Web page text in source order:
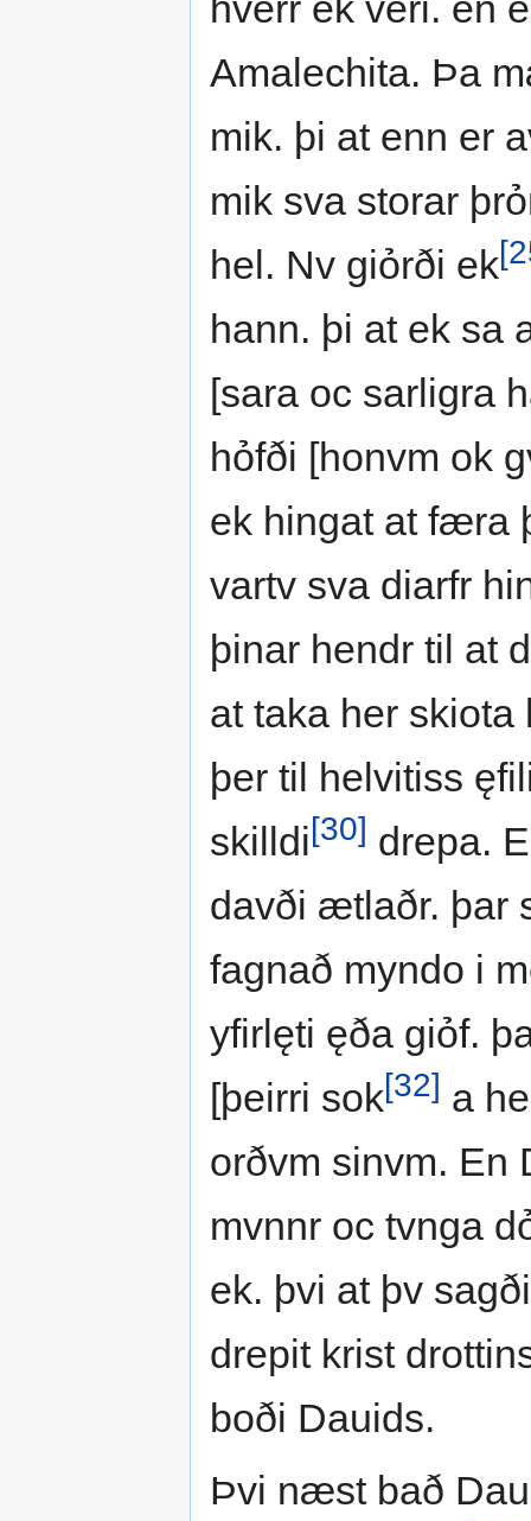
Amalechita. Þa
mik. þi at enn er
mik sva storar
hel. Nv giỏrði ek
hann. þi at ek sa
[sara oc sarligra
hỏfði [honvm ok
ek hingat at færa
vartv sva diarfr
þinar hendr til at
at taka her skiota
þer til helvitiss
skilldi[30] drepa.
davði ætlaðr. þar
fagnað myndo i
yfirlęti ęða giỏf.
[þeirri sok[32] a
orðvm sinvm. En
mvnnr oc tvnga
ek. þvi at þv
drepit krist
boði Dauids.
Þvi næst bað